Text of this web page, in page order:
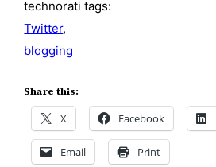
technorati tags:
Twitter,
blogging
Share this:
X Facebook
Email Print